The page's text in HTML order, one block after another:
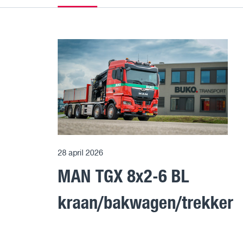
28 april 2026
MAN TGX 8x2-6 BL
kraan/bakwagen/trekker